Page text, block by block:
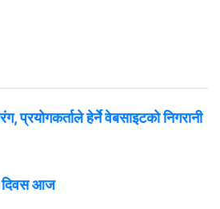
हेर्ने वेबसाइटको निगरानी
दिवस आज